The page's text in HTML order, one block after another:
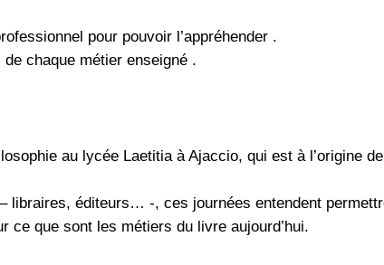
pour pouvoir l’appréhender .
chaque métier enseigné .
au lycée Laetitia à Ajaccio, qui est à l’origine
libraires, éditeurs… -, ces journées entendent
ce que sont les métiers du livre aujourd’hui.